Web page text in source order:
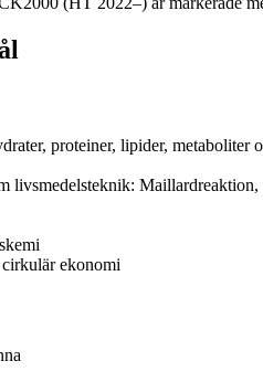
proteiner, lipider, metaboliter
livsmedelsteknik: Maillardreaktion,
ekonomi